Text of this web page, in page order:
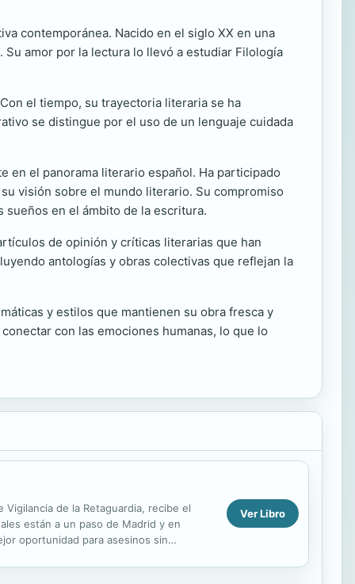
contemporánea. Nacido en el siglo XX en una
amor por la lectura lo llevó a estudiar Filología
el tiempo, su trayectoria literaria se ha
se distingue por el uso de un lenguaje cuidada
en el panorama literario español. Ha participado
visión sobre el mundo literario. Su compromiso
en el ámbito de la escritura.
de opinión y críticas literarias que han
antologías y obras colectivas que reflejan la
y estilos que mantienen su obra fresca y
con las emociones humanas, lo que lo
de la Retaguardia, recibe el
están a un paso de Madrid y en
oportunidad para asesinos sin
Ver Libro